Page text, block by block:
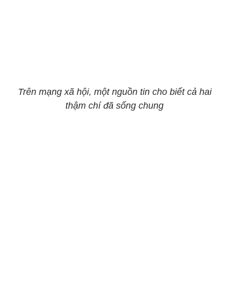
Trên mạng xã hội, một nguồn tin cho biết cả hai
thậm chí đã sống chung